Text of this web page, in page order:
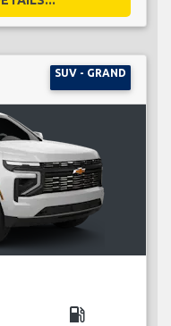
SUV - GRAND
local_gas_station